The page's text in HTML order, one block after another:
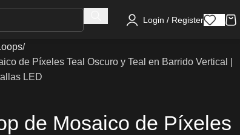
Login / Register
de Píxeles Teal Oscuro y Teal en Barrido Vertical |
LED
de Mosaico de Píxeles